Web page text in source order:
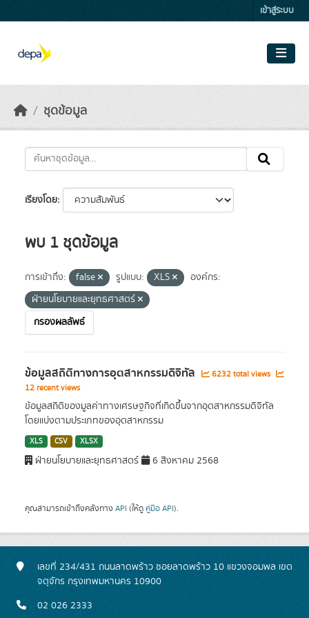
เข้าสู่ระบบ
ชุดข้อมูล
เรียงโดย
พบ 1 ชุดข้อมูล
การเข้าถึง: false รูปแบบ: XLS
องค์กร:
ฝ่ายนโยบายและยุทธศาสตร์
กรองผลลัพธ์
ข้อมูลสถิติทางการอุตสาหกรรมดิจิทัล
6232 total views
12 recent views
ข้อมูลสถิติของมูลค่าทางเศรษฐกิจที่เกิดขึ้นจากอุตสาหกรรมดิจิทัล
โดยแบ่งตามประเภทของอุตสาหกรรม
XLS CSV XLSX
ฝ่ายนโยบายและยุทธศาสตร์ 6 สิงหาคม 2568
คุณสามารถเข้าถึงคลังทาง API (ให้ดู คู่มือ API).
เลขที่ 234/431 ถนนลาดพร้าว ซอยลาดพร้าว 10 แขวงจอมพล เขต
จตุจักร กรุงเทพมหานคร 10900
02 026 2333